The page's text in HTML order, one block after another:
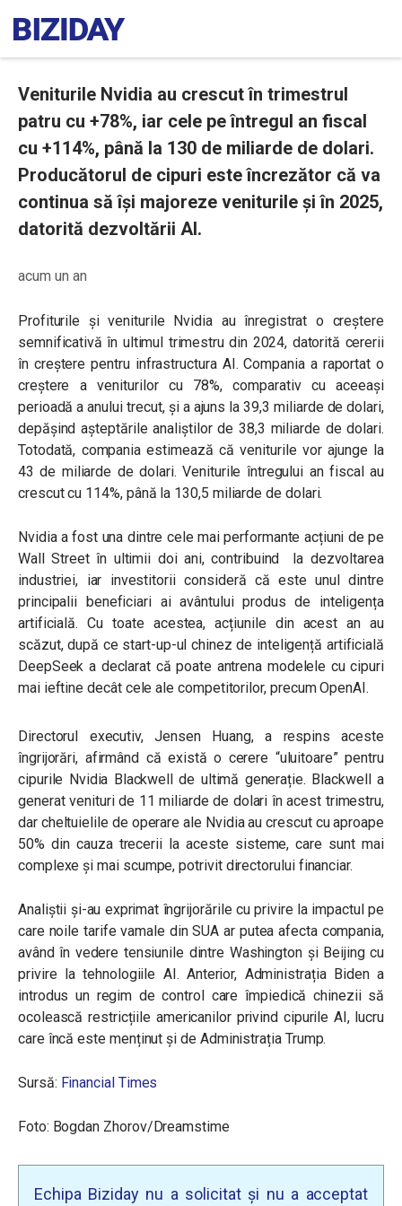
Veniturile Nvidia au crescut în trimestrul
patru cu +78%, iar cele pe întregul an fiscal
cu +114%, până la 130 de miliarde de dolari.
Producătorul de cipuri este încrezător că va
continua să își majoreze veniturile și în 2025,
datorită dezvoltării AI.
acum un an
Profiturile și veniturile Nvidia au înregistrat o creștere
semnificativă în ultimul trimestru din 2024, datorită cererii
în creștere pentru infrastructura AI. Compania a raportat o
creștere a veniturilor cu 78%, comparativ cu aceeași
perioadă a anului trecut, și a ajuns la 39,3 miliarde de dolari,
depășind așteptările analiștilor de 38,3 miliarde de dolari.
Totodată, compania estimează că veniturile vor ajunge la
43 de miliarde de dolari. Veniturile întregului an fiscal au
crescut cu 114%, până la 130,5 miliarde de dolari.
Nvidia a fost una dintre cele mai performante acțiuni de pe
Wall Street în ultimii doi ani, contribuind la dezvoltarea
industriei, iar investitorii consideră că este unul dintre
principalii beneficiari ai avântului produs de inteligența
artificială. Cu toate acestea, acțiunile din acest an au
scăzut, după ce start-up-ul chinez de inteligență artificială
DeepSeek a declarat că poate antrena modelele cu cipuri
mai ieftine decât cele ale competitorilor, precum OpenAI.
Directorul executiv, Jensen Huang, a respins aceste
îngrijorări, afirmând că există o cerere “uluitoare” pentru
cipurile Nvidia Blackwell de ultimă generație. Blackwell a
generat venituri de 11 miliarde de dolari în acest trimestru,
dar cheltuielile de operare ale Nvidia au crescut cu aproape
50% din cauza trecerii la aceste sisteme, care sunt mai
complexe și mai scumpe, potrivit directorului financiar.
Analiștii și-au exprimat îngrijorările cu privire la impactul pe
care noile tarife vamale din SUA ar putea afecta compania,
având în vedere tensiunile dintre Washington și Beijing cu
privire la tehnologiile AI. Anterior, Administrația Biden a
introdus un regim de control care împiedică chinezii să
ocolească restricțiile americanilor privind cipurile AI, lucru
care încă este menținut și de Administrația Trump.
Sursă: Financial Times
Foto: Bogdan Zhorov/Dreamstime
Echipa Biziday nu a solicitat și nu a acceptat